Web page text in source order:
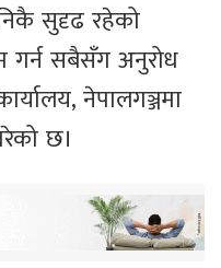
सुदृढ रहेको
गर्न सबैसँग अनुरोध
नेपालगञ्जमा
छ।